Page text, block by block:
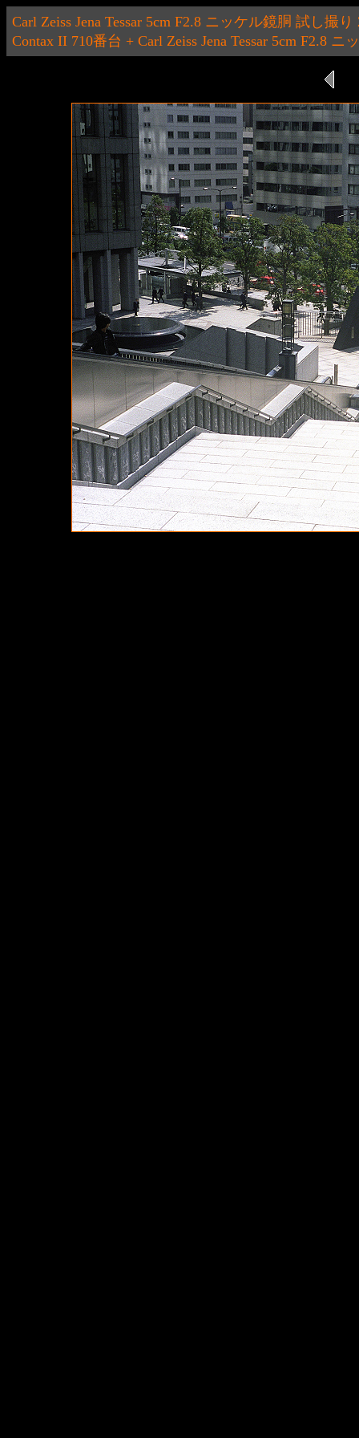
Carl Zeiss Jena Tessar 5cm F2.8 ニッケル鏡胴 試し撮り
Contax II 710番台 + Carl Zeiss Jena Tessar 5cm F2.8 ニ